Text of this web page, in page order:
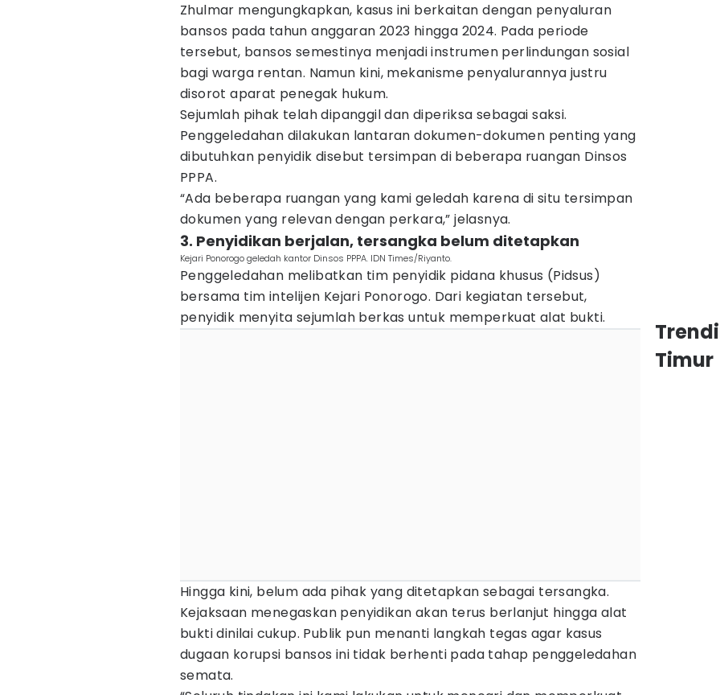
Zhulmar mengungkapkan, kasus ini berkaitan dengan penyaluran
bansos pada tahun anggaran 2023 hingga 2024. Pada periode
tersebut, bansos semestinya menjadi instrumen perlindungan sosial
bagi warga rentan. Namun kini, mekanisme penyalurannya justru
disorot aparat penegak hukum.
Sejumlah pihak telah dipanggil dan diperiksa sebagai saksi.
Penggeledahan dilakukan lantaran dokumen-dokumen penting yang
dibutuhkan penyidik disebut tersimpan di beberapa ruangan Dinsos
PPPA.
“Ada beberapa ruangan yang kami geledah karena di situ tersimpan
dokumen yang relevan dengan perkara,” jelasnya.
3. Penyidikan berjalan, tersangka belum ditetapkan
Kejari Ponorogo geledah kantor Dinsos PPPA. IDN Times/Riyanto.
Penggeledahan melibatkan tim penyidik pidana khusus (Pidsus)
bersama tim intelijen Kejari Ponorogo. Dari kegiatan tersebut,
penyidik menyita sejumlah berkas untuk memperkuat alat bukti.
Hingga kini, belum ada pihak yang ditetapkan sebagai tersangka.
Kejaksaan menegaskan penyidikan akan terus berlanjut hingga alat
bukti dinilai cukup. Publik pun menanti langkah tegas agar kasus
dugaan korupsi bansos ini tidak berhenti pada tahap penggeledahan
semata.
Timur